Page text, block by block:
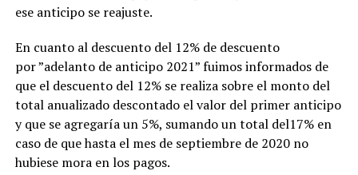
ese anticipo se reajuste.
En cuanto al descuento del 12% de descuento
por ”adelanto de anticipo 2021” fuimos informados de
que el descuento del 12% se realiza sobre el monto del
total anualizado descontado el valor del primer anticipo
y que se agregaría un 5%, sumando un total del17% en
caso de que hasta el mes de septiembre de 2020 no
hubiese mora en los pagos.